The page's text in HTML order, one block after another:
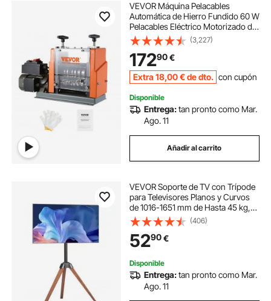
VEVOR Máquina Pelacables
Automática de Hierro Fundido 60 W
Pelacables Eléctrico Motorizado de
1,5-25 mm Pelacables con
Referencia de Profundidad de
Pelado Visible, 6 Canales
Redondos y 1 Canal Plano
(3,227)
17290€
Extra 18,00 €de dto. con cupón
Disponible
Entrega:tan pronto como Mar.
Ago. 11
Añadir al carrito
VEVOR Soporte de TV con Trípode
para Televisores Planos y Curvos
de 1016-1651 mm de Hasta 45 kg,
Rotación de 18° a Izquierda y
Derecha, Soporte de TV Portátil con
Patas de Madera para Sala de Estar
(406)
5290€
Disponible
Entrega:tan pronto como Mar.
Ago. 11